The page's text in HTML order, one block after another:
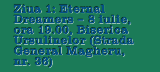
Ziua 1: Eternal
Dreamers – 8 iulie,
ora 19.00, Biserica
Ursulinelor (Strada
General Magheru,
nr. 36)